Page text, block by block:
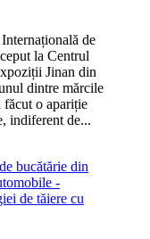
de
la Centrul
Jinan din
dintre mărcile
făcut o apariție
indiferent de...